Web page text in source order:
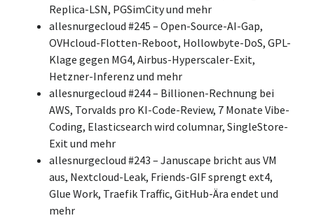
Replica-LSN, PGSimCity und mehr
allesnurgecloud #245 – Open-Source-AI-Gap,
OVHcloud-Flotten-Reboot, Hollowbyte-DoS, GPL-
Klage gegen MG4, Airbus-Hyperscaler-Exit,
Hetzner-Inferenz und mehr
allesnurgecloud #244 – Billionen-Rechnung bei
AWS, Torvalds pro KI-Code-Review, 7 Monate Vibe-
Coding, Elasticsearch wird columnar, SingleStore-
Exit und mehr
allesnurgecloud #243 – Januscape bricht aus VM
aus, Nextcloud-Leak, Friends-GIF sprengt ext4,
Glue Work, Traefik Traffic, GitHub-Ära endet und
mehr